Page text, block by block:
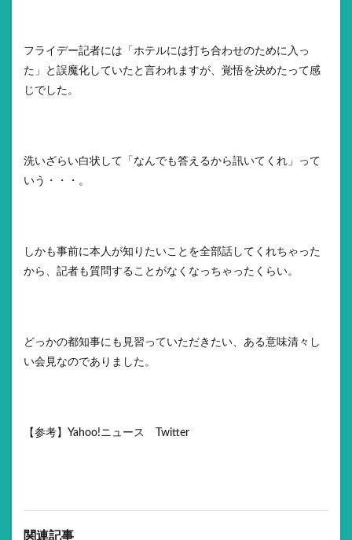
フライデー記者には「ホテルには打ち合わせのために入っ
た」と誤魔化していたと言われますが、覚悟を決めたって感
じでした。
洗いざらい白状して「なんでも答えるから訊いてくれ」って
いう・・・。
しかも事前に本人が知りたいことを全部話してくれちゃった
から、記者も質問することがなくなっちゃったくらい。
どっかの都知事にも見習っていただきたい、ある意味清々し
い会見なのでありました。
【参考】Yahoo!ニュース Twitter
関連記事